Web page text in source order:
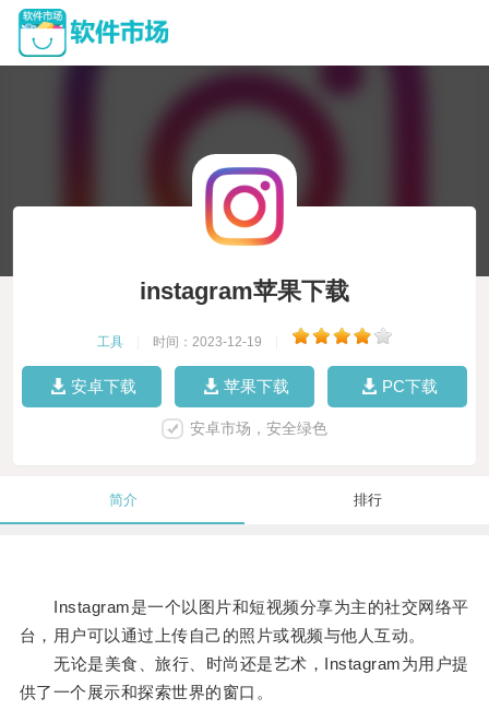
instagram苹果下载
工具 时间：2023-12-19
安卓下载 苹果下载 PC下载
安卓市场，安全绿色
简介 排行
Instagram是一个以图片和短视频分享为主的社交网络平
台，用户可以通过上传自己的照片或视频与他人互动。
无论是美食、旅行、时尚还是艺术，Instagram为用户提
供了一个展示和探索世界的窗口。